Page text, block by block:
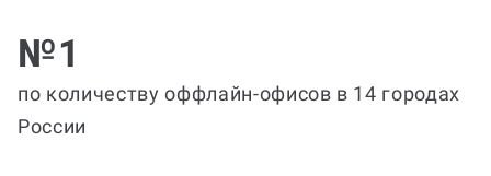
№1
по количеству оффлайн-офисов в 14 городах
России